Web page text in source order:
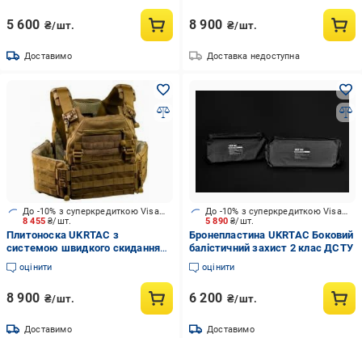
5 600 ₴/шт.
Доставимо
8 900 ₴/шт.
Доставка недоступна
8 455₴/шт.
До -10% з суперкредиткою Visa Вигода
Плитоноска UKRTAC з
системою швидкого скидання
(Coyote), тканина Cordura 500
оцінити
8 900 ₴/шт.
Доставимо
5 890₴/шт.
До -10% з суперкредиткою Visa Вигода
Бронепластина UKRTAC Боковий
балістичний захист 2 клас ДСТУ
оцінити
6 200 ₴/шт.
Доставимо